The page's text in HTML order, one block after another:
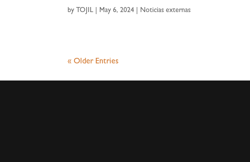
byTOJIL May 6, 2024 Noticias externas
« Older Entries